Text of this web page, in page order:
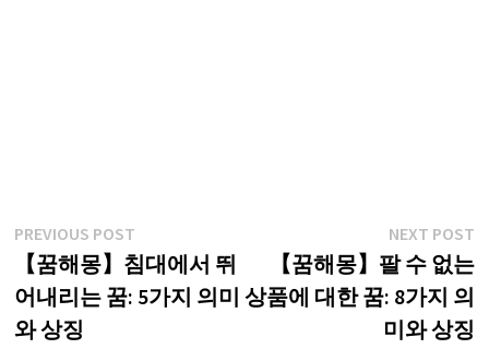
글
탐
색
PREVIOUS POSTPrevious
post:
【꿈해몽】침대에서 뛰
어내리는 꿈: 5가지 의미
와 상징
NEXT POST
【꿈해몽】팔 수 없는
상품에 대한 꿈: 8가지 의
미와 상징